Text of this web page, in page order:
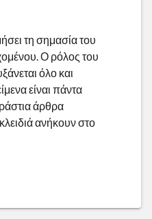
τη σημασία του
Ο ρόλος του
όλο και
είναι πάντα
άρθρα
ανήκουν στο